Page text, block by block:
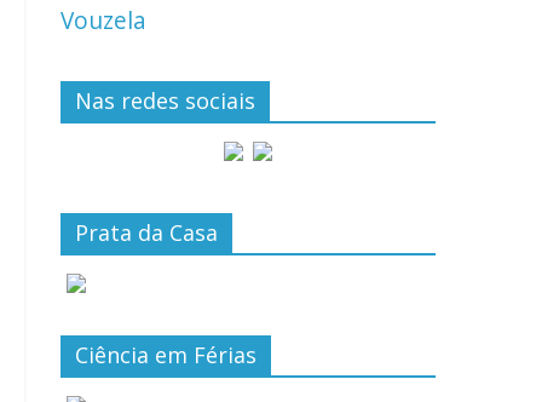
Vouzela
Nas redes sociais
Prata da Casa
Ciência em Férias